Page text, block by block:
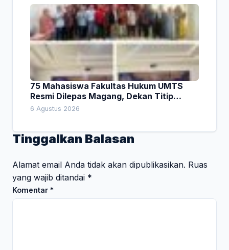
75 Mahasiswa Fakultas Hukum UMTS
Resmi Dilepas Magang, Dekan Titip
Empat Pesan Penting
6 Agustus 2026
Tinggalkan Balasan
Alamat email Anda tidak akan dipublikasikan. Ruas
yang wajib ditandai *
Komentar *